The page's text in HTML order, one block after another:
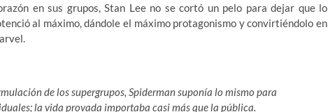
en sus grupos, Stan Lee no se cortó un pelo para dejar que lo
al máximo, dándole el máximo protagonismo y convirtiéndolo en
de los supergrupos, Spiderman suponía lo mismo para
la vida provada importaba casi más que la pública.